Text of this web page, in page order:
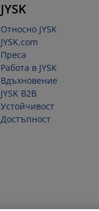
JYSK
Относно JYSK
JYSK.com
Преса
Работа в JYSK
Вдъхновение
JYSK B2B
Устойчивост
Достъпност